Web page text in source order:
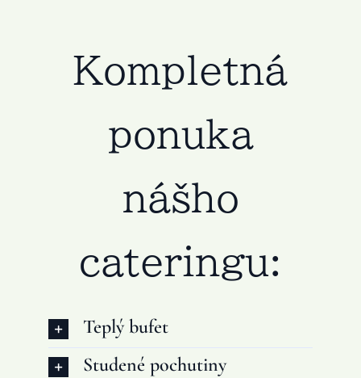
Kompletná
ponuka
nášho
cateringu:
Teplý bufet
Studené pochutiny